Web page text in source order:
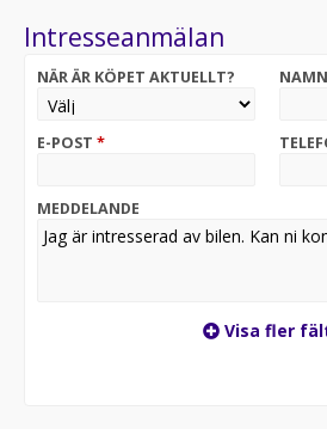
Intresseanmälan
NÄR ÄR KÖPET AKTUELLT? NAMN
E-POST *
MEDDELANDE
Visa fler